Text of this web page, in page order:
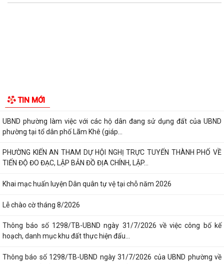
GIỚI THIỆU CHUNG
Thông tin chung
Tổ chức bộ máy
Người phát ngôn
Tác phẩm Văn học, nghệ thuật
UBND phường triển khai công tác khám sức khoẻ định kỳ, khám sàng
Ban đại diện Hội đồng quản trị Ngân hàng Chính sách xã hội phường
THÀNH PHỐ HẢI PHÒNG ĐƯỢC THU PHÍ, LỆ PHÍ...
Chi bộ trường Tiểu học Quang Trung kết nạp Đảng viên mới
giữa năm 2026 HĐND thành phố...